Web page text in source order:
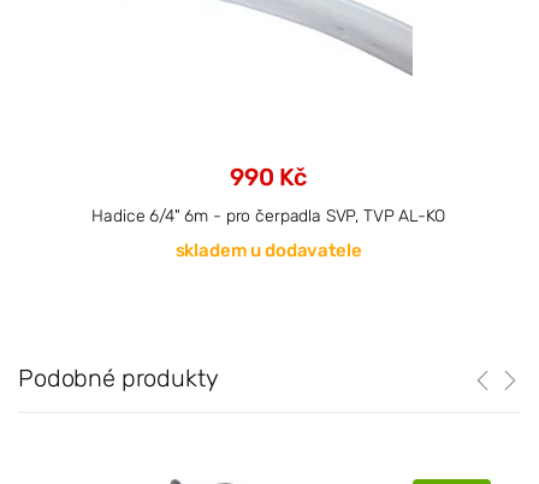
990 Kč
Hadice 6/4" 6m - pro čerpadla SVP, TVP AL-KO
skladem u dodavatele
Podobné produkty